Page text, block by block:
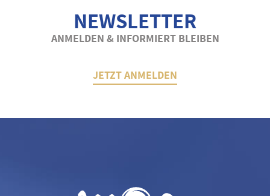
NEWSLETTER
ANMELDEN & INFORMIERT BLEIBEN
JETZT ANMELDEN